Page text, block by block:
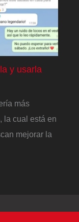
y usarla
más
la cual está en
mejorar la